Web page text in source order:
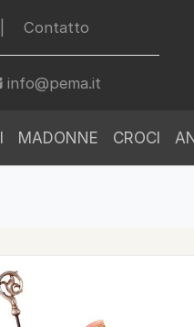
Contatto
info@pema.it
MADONNE CROCI